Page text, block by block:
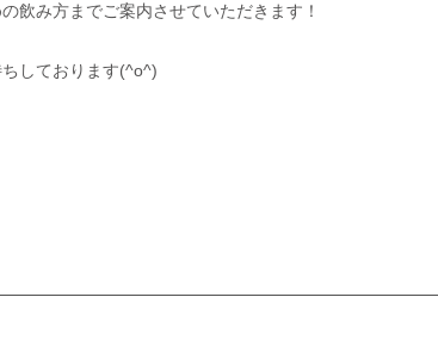
飲み方までご案内させていただきます！
しております(^o^)